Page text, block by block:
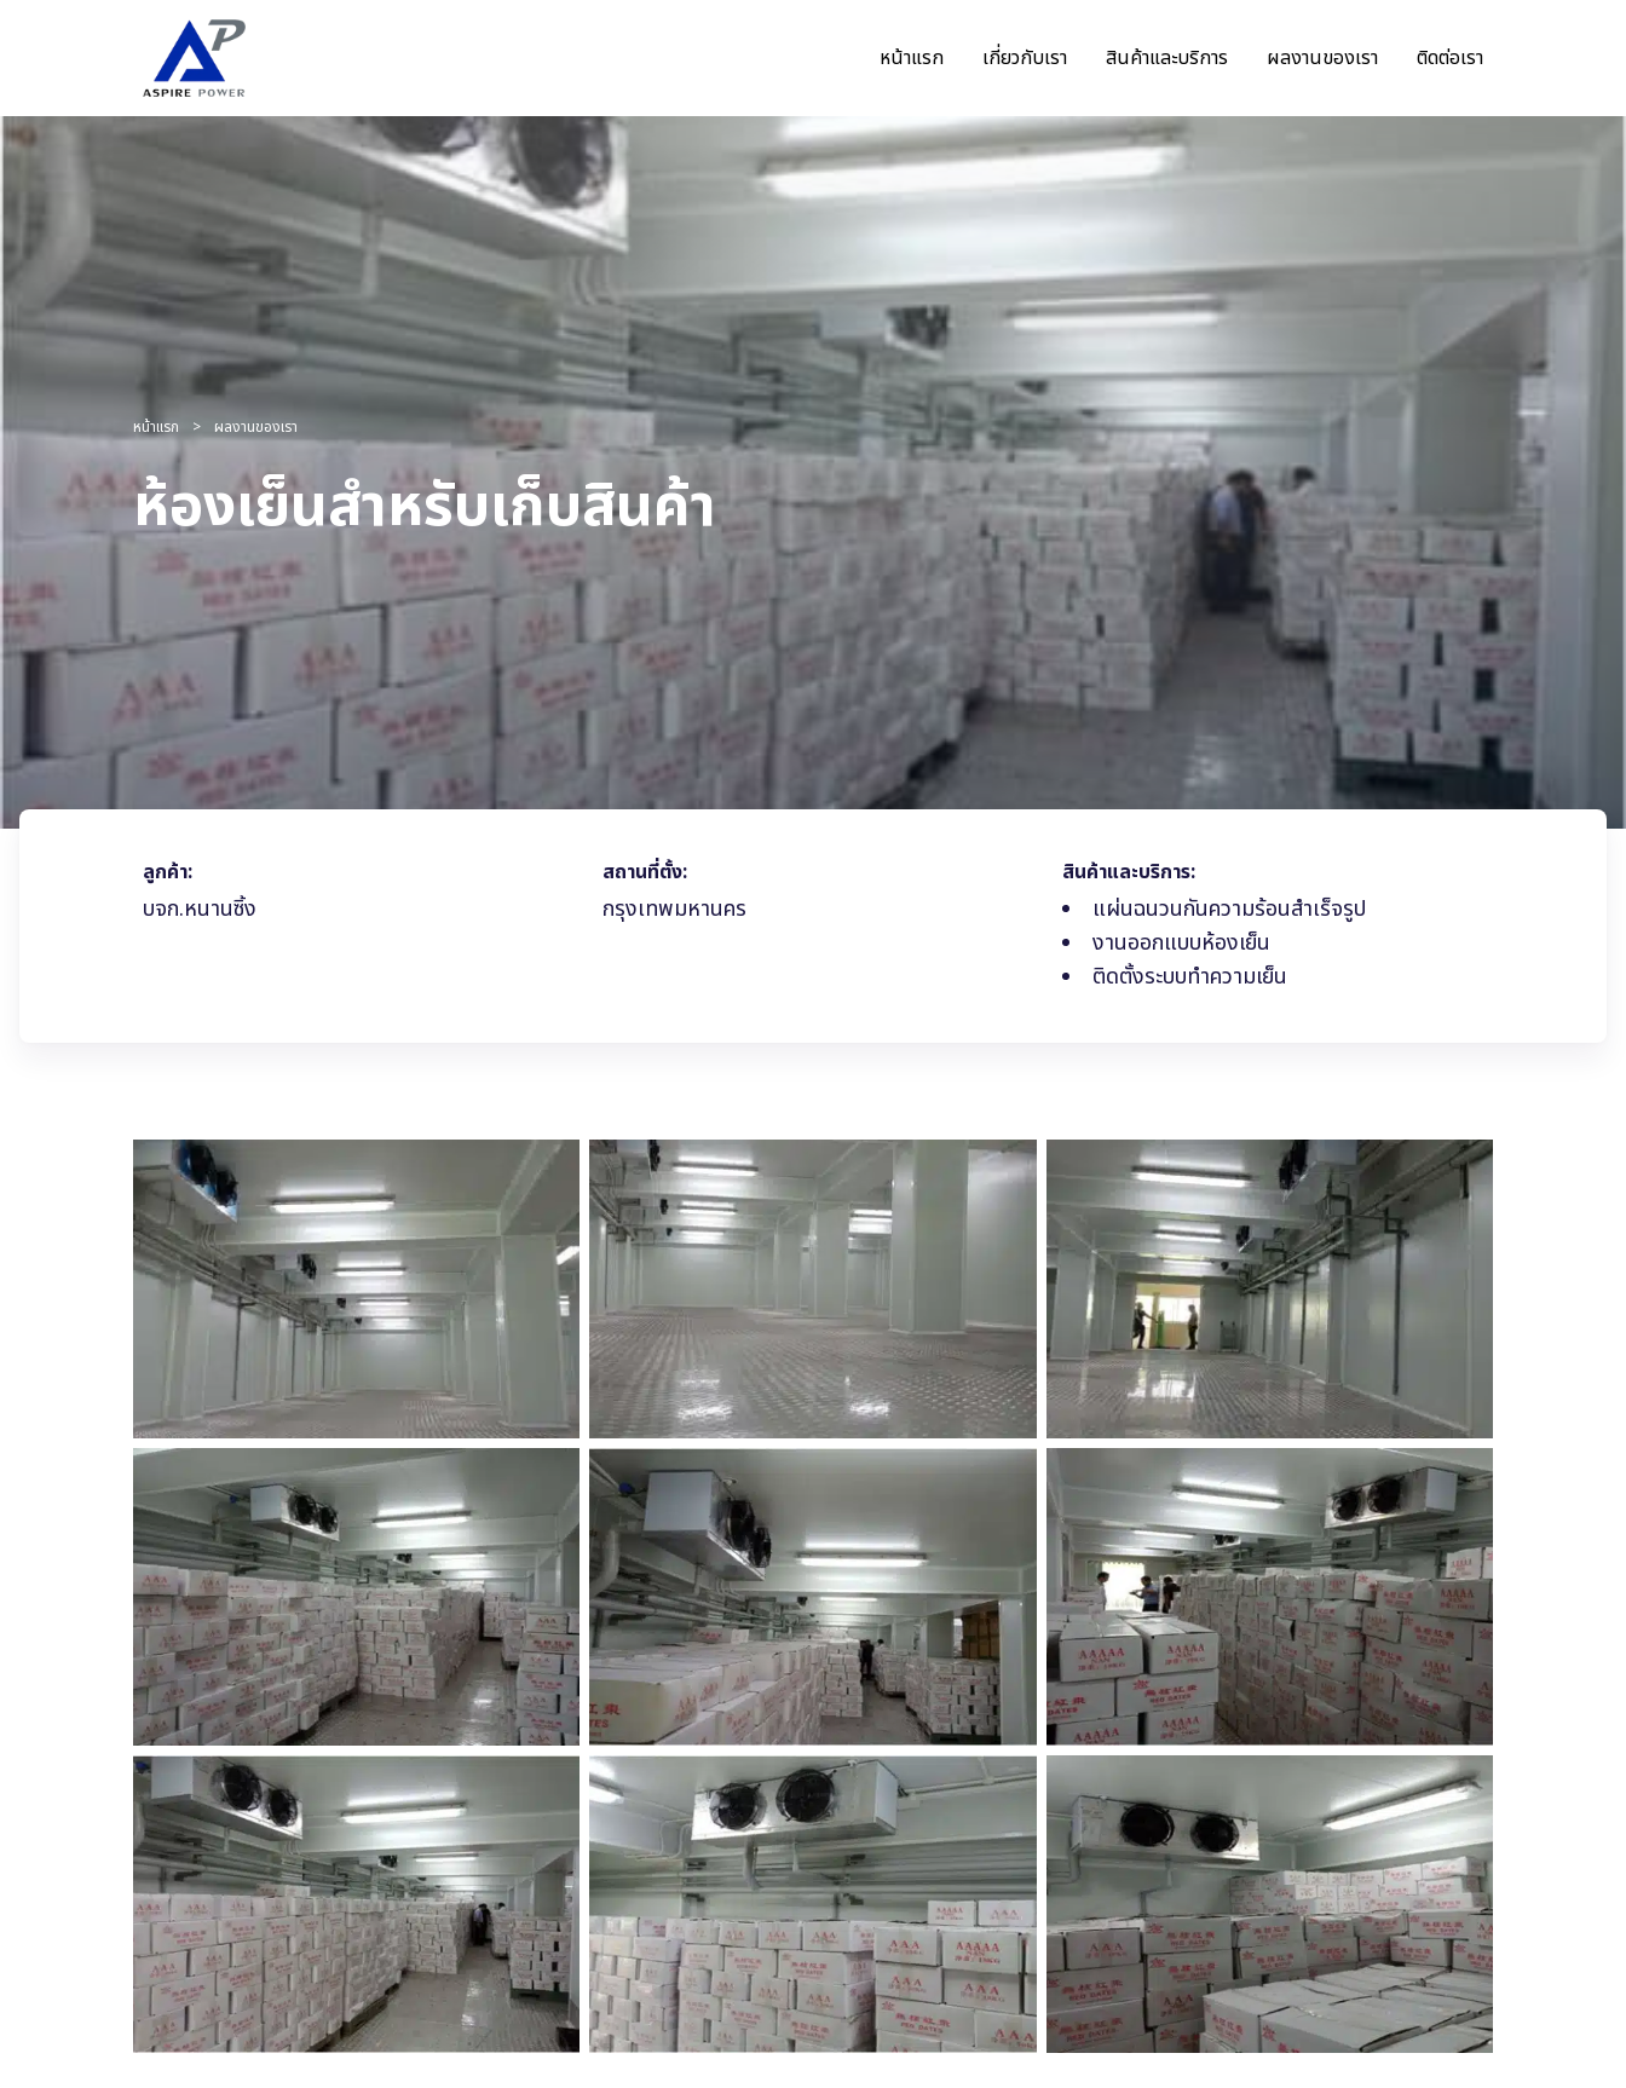
หน้าแรก เกี่ยวกับเรา สินค้าและบริการ ผลงานของเรา ติดต่อเรา
หน้าแรก > ผลงานของเรา
ห้องเย็นสำหรับเก็บสินค้า
ลูกค้า:
บจก.หนานซิ้ง
สถานที่ตั้ง:
กรุงเทพมหานคร
สินค้าและบริการ:
แผ่นฉนวนกันความร้อนสำเร็จรูป
งานออกแบบห้องเย็น
ติดตั้งระบบทำความเย็น